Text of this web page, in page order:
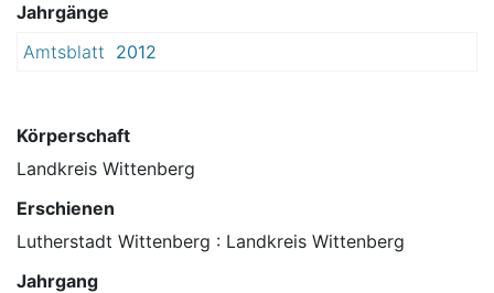
Jahrgänge
Amtsblatt 2012
Körperschaft
Landkreis Wittenberg
Erschienen
Lutherstadt Wittenberg : Landkreis Wittenberg
Jahrgang